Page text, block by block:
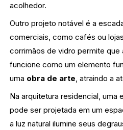
acolhedor.
Outro projeto notável é a
comerciais, como cafés ou
corrimãos de vidro permite que
funcione como um elemento
uma obra de arte, atraindo a
Na arquitetura residencial,
pode ser projetada em um
a luz natural ilumine seus